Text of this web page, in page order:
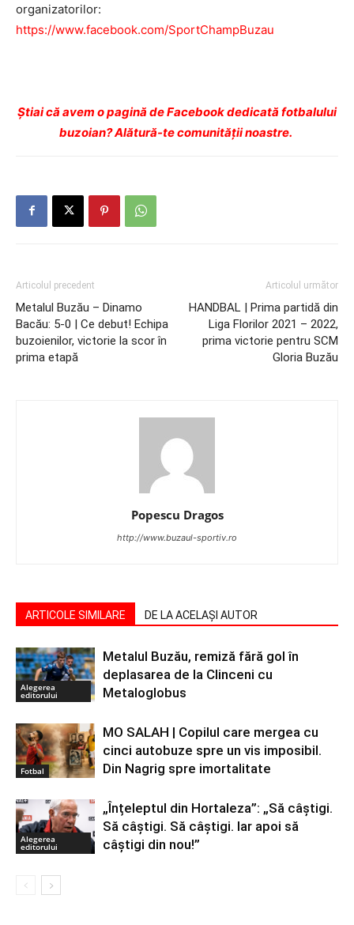
organizatorilor:
https://www.facebook.com/SportChampBuzau
Ştiai că avem o pagină de Facebook dedicată fotbalului
buzoian? Alătură-te comunității noastre.
Articolul precedent
Metalul Buzău – Dinamo
Bacău: 5-0 | Ce debut! Echipa
buzoienilor, victorie la scor în
prima etapă
Articolul următor
HANDBAL | Prima partidă din
Liga Florilor 2021 – 2022,
prima victorie pentru SCM
Gloria Buzău
Popescu Dragos
http://www.buzaul-sportiv.ro
ARTICOLE SIMILARE DE LA ACELAȘI AUTOR
Alegerea
editorului
Metalul Buzău, remiză fără gol în
deplasarea de la Clinceni cu
Metaloglobus
Fotbal
MO SALAH | Copilul care mergea cu
cinci autobuze spre un vis imposibil.
Din Nagrig spre imortalitate
Alegerea
editorului
„Înțeleptul din Hortaleza”: „Să câștigi.
Să câștigi. Să câștigi. Iar apoi să
câștigi din nou!”